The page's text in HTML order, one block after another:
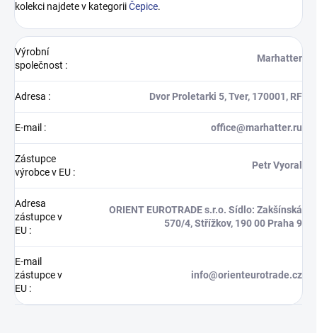
kolekci najdete v kategoriiČepice.
Výrobní
společnost :
Marhatter
Adresa : Dvor Proletarki 5, Tver, 170001, RF
E-mail : office@marhatter.ru
Zástupce
výrobce v EU :
Petr Vyoral
Adresa
zástupce v
EU :
ORIENT EUROTRADE s.r.o. Sídlo: Zakšínská
570/4, Střížkov, 190 00 Praha 9
E-mail
zástupce v
EU :
info@orienteurotrade.cz